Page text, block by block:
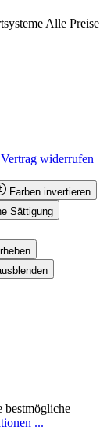
Alle Preise
Vertrag widerrufen
Farben invertieren
Sättigung
bestmögliche
...